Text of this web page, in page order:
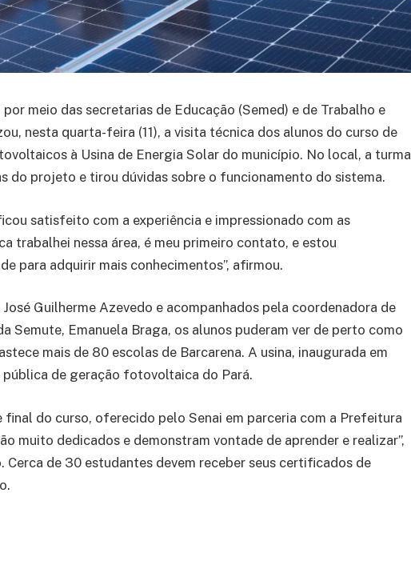
meio das secretarias de Educação (Semed) e de Trabalho e
nesta quarta-feira (11), a visita técnica dos alunos do curso de
à Usina de Energia Solar do município. No local, a turma
do projeto e tirou dúvidas sobre o funcionamento do sistema.
satisfeito com a experiência e impressionado com as
trabalhei nessa área, é meu primeiro contato, e estou
para adquirir mais conhecimentos”, afirmou.
Guilherme Azevedo e acompanhados pela coordenadora de
Semute, Emanuela Braga, os alunos puderam ver de perto como
mais de 80 escolas de Barcarena. A usina, inaugurada em
pública de geração fotovoltaica do Pará.
final do curso, oferecido pelo Senai em parceria com a Prefeitura
muito dedicados e demonstram vontade de aprender e realizar”,
Cerca de 30 estudantes devem receber seus certificados de